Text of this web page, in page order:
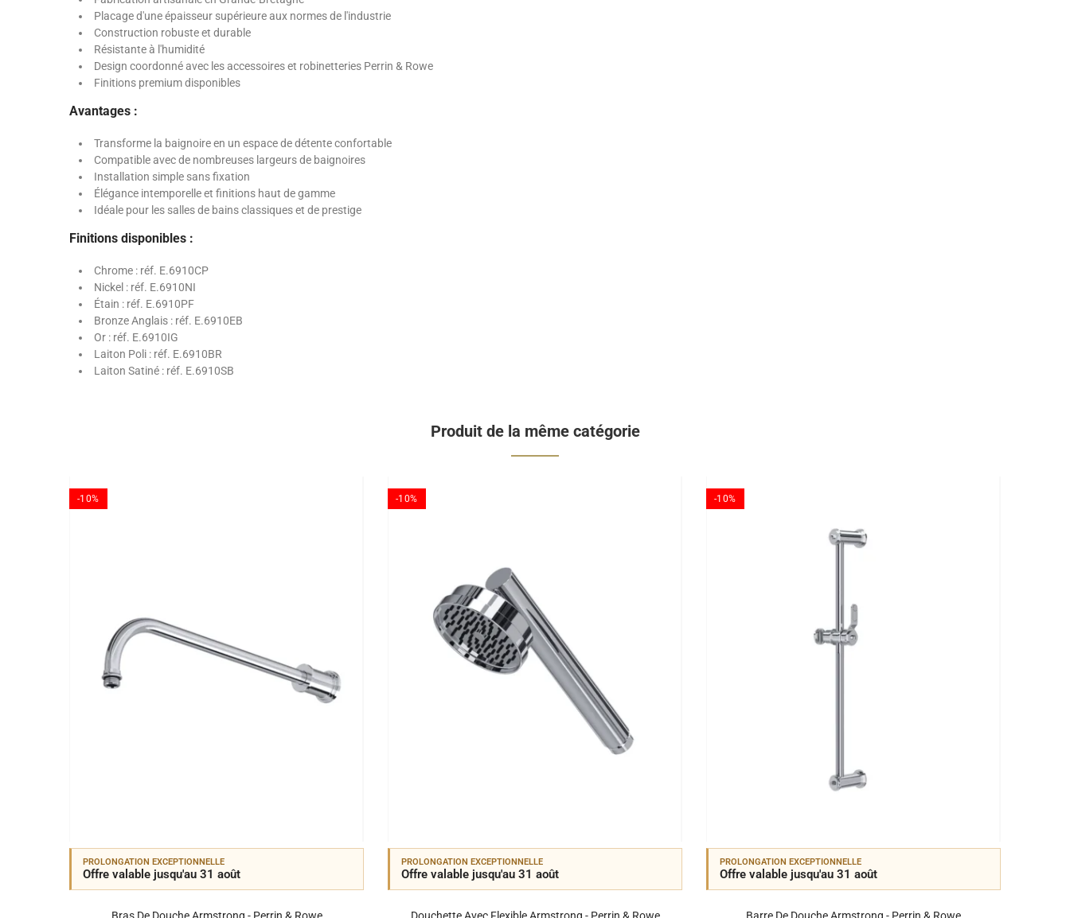
Placage d'une épaisseur supérieure aux normes de l'industrie
Construction robuste et durable
Résistante à l'humidité
Design coordonné avec les accessoires et robinetteries Perrin & Rowe
Finitions premium disponibles
Avantages :
Transforme la baignoire en un espace de détente confortable
Compatible avec de nombreuses largeurs de baignoires
Installation simple sans fixation
Élégance intemporelle et finitions haut de gamme
Idéale pour les salles de bains classiques et de prestige
Finitions disponibles :
Chrome : réf. E.6910CP
Nickel : réf. E.6910NI
Étain : réf. E.6910PF
Bronze Anglais : réf. E.6910EB
Or : réf. E.6910IG
Laiton Poli : réf. E.6910BR
Laiton Satiné : réf. E.6910SB
Produit de la même catégorie
-10%
PROLONGATION EXCEPTIONNELLE
Offre valable jusqu'au 31 août
-10%
PROLONGATION EXCEPTIONNELLE
Offre valable jusqu'au 31 août
-10%
PROLONGATION EXCEPTIONNELLE
Offre valable jusqu'au 31 août